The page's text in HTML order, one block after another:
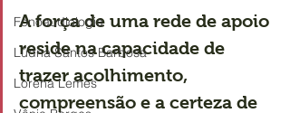
Fonoaudiologia
Lúdna Santos Barbosa
Lorena Lemes
A força de uma rede de apoio
reside na capacidade de
trazer acolhimento,
compreensão e a certeza de